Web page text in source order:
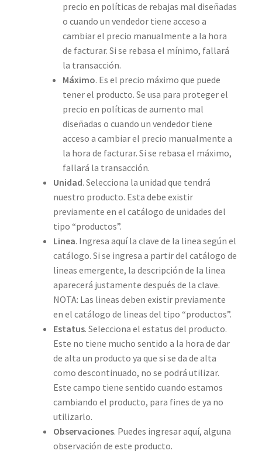
precio en políticas de rebajas mal diseñadas
o cuando un vendedor tiene acceso a
cambiar el precio manualmente a la hora
de facturar. Si se rebasa el mínimo, fallará
la transacción.
Máximo. Es el precio máximo que puede
tener el producto. Se usa para proteger el
precio en políticas de aumento mal
diseñadas o cuando un vendedor tiene
acceso a cambiar el precio manualmente a
la hora de facturar. Si se rebasa el máximo,
fallará la transacción.
Unidad. Selecciona la unidad que tendrá
nuestro producto. Esta debe existir
previamente en el catálogo de unidades del
tipo “productos”.
Linea. Ingresa aquí la clave de la linea según el
catálogo. Si se ingresa a partir del catálogo de
lineas emergente, la descripción de la linea
aparecerá justamente después de la clave.
NOTA: Las lineas deben existir previamente
en el catálogo de lineas del tipo “productos”.
Estatus. Selecciona el estatus del producto.
Este no tiene mucho sentido a la hora de dar
de alta un producto ya que si se da de alta
como descontinuado, no se podrá utilizar.
Este campo tiene sentido cuando estamos
cambiando el producto, para fines de ya no
utilizarlo.
Observaciones. Puedes ingresar aquí, alguna
observación de este producto.